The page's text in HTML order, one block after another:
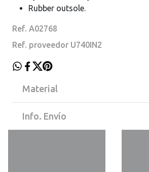
Rubber outsole.
Ref. A02768
Ref. proveedor U740IN2
Material
Info. Envío